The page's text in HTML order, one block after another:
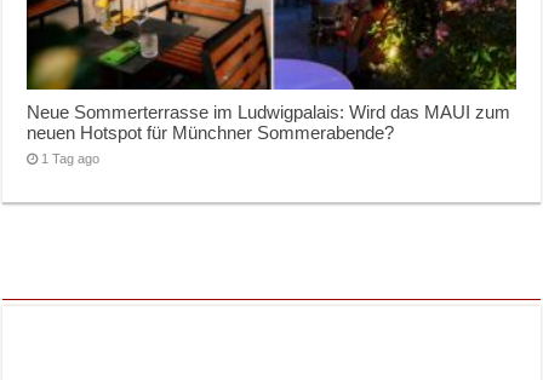
Neue Sommerterrasse im Ludwigpalais: Wird das MAUI zum
neuen Hotspot für Münchner Sommerabende?
1 Tag ago